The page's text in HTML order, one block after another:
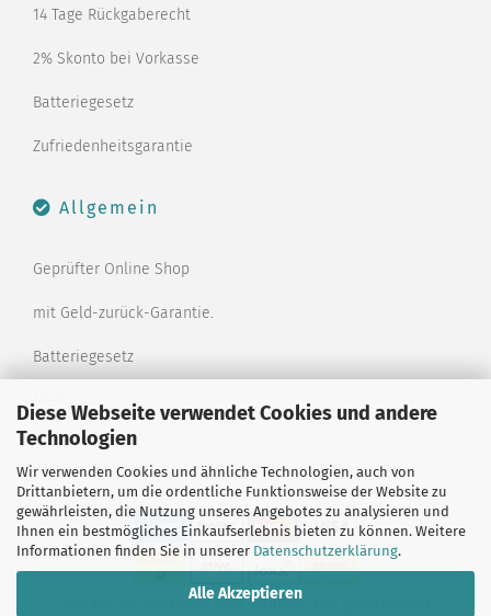
Diese Webseite verwendet Cookies und andere
Technologien
Wir verwenden Cookies und ähnliche Technologien, auch von
Drittanbietern, um die ordentliche Funktionsweise der Website zu
gewährleisten, die Nutzung unseres Angebotes zu analysieren und
Ihnen ein bestmögliches Einkaufserlebnis bieten zu können. Weitere
Informationen finden Sie in unserer Datenschutzerklärung.
Alle Akzeptieren
14 Tage Rückgaberecht
2% Skonto bei Vorkasse
Batteriegesetz
Zufriedenheitsgarantie
Allgemein
Geprüfter Online Shop
mit Geld-zurück-Garantie.
Batteriegesetz
Merkzettel
Kontaktformular
Alle Preise verstehen sich inklusive der gesetzlichen